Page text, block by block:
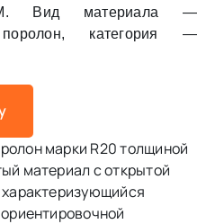
Вид материала —
поролон, категория —
марки R20 толщиной
материал с открытой
характеризующийся